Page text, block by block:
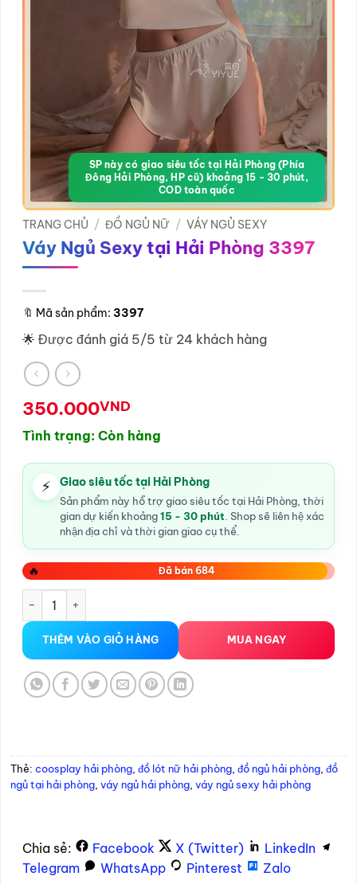
SP này có giao siêu tốc tại Hải Phòng (Phía
Đông Hải Phòng, HP cũ) khoảng 15 - 30 phút,
COD toàn quốc
TRANG CHỦ / ĐỒ NGỦ NỮ / VÁY NGỦ SEXY
Váy Ngủ Sexy tại Hải Phòng 3397
🔖 Mã sản phẩm: 3397
🌟 Được đánh giá 5/5 từ 24 khách hàng
350.000VND
Tình trạng: Còn hàng
⚡ Giao siêu tốc tại Hải Phòng
Sản phẩm này hỗ trợ giao siêu tốc tại Hải Phòng, thời
gian dự kiến khoảng15 - 30 phút . Shop sẽ liên hệ xác
nhận địa chỉ và thời gian giao cụ thể.
🔥 Đã bán 684
Váy Ngủ Sexy tại Hải Phòng 3397 số lượng
THÊM VÀO GIỎ HÀNG MUA NGAY
Thẻ: coosplay hải phòng đồ lót nữ hải phòng đồ ngủ hải phòng đồ
ngủ tại hải phòng váy ngủ hải phòng váy ngủ sexy hải phòng
Chia sẻ: Facebook X (Twitter)
LinkedIn
Telegram
WhatsApp Pinterest
Zalo